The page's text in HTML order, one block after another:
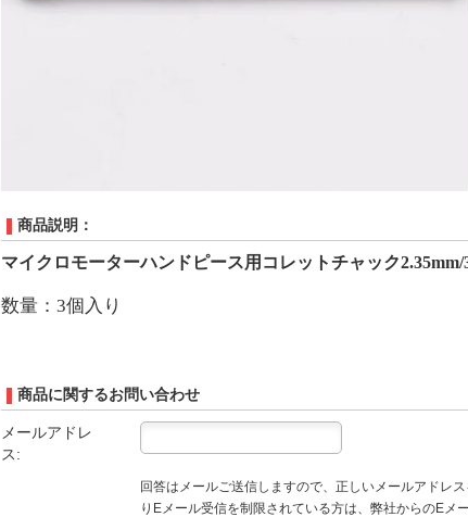
商品説明：
マイクロモーターハンドピース用コレットチャック2.35mm/
数量：3個入り
商品に関するお問い合わせ
メールアドレ
ス:
回答はメールご送信しますので、正しいメールアドレ
りEメール受信を制限されている方は、弊社からのE